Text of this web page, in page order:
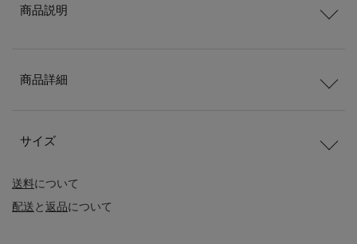
送料について
配送と返品について
商品説明
商品詳細
サイズ